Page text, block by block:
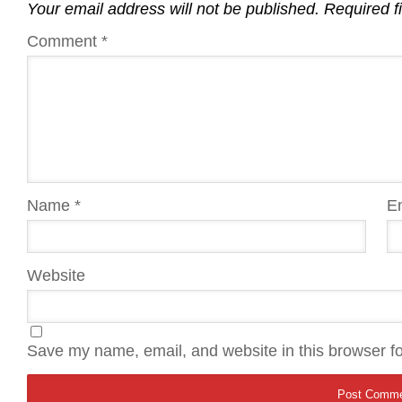
Your email address will not be published. Required
Comment *
Name *
Website
Save my name, email, and website in this browser